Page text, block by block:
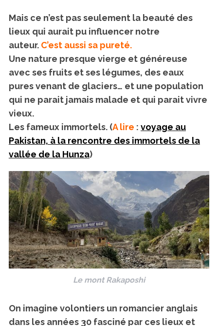
Mais ce n’est pas seulement la beauté des
lieux qui aurait pu influencer notre
auteur. C’est aussi sa pureté.
Une nature presque vierge et généreuse
avec ses fruits et ses légumes, des eaux
pures venant de glaciers… et une population
qui ne parait jamais malade et qui parait vivre
vieux.
Les fameux immortels. (A lire : voyage au
Pakistan, à la rencontre des immortels de la
vallée de la Hunza)
Le mont Rakaposhi
On imagine volontiers un romancier anglais
dans les années 30 fasciné par ces lieux et